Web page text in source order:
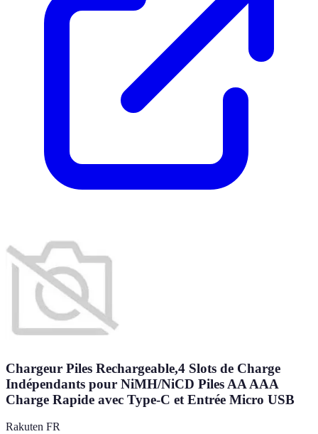
Chargeur Piles Rechargeable,4 Slots de Charge
Indépendants pour NiMH/NiCD Piles AA AAA
Charge Rapide avec Type-C et Entrée Micro USB
Rakuten FR